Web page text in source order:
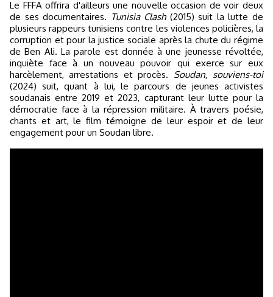
Le FFFA offrira d'ailleurs une nouvelle occasion de voir deux
de ses documentaires. Tunisia Clash(2015) suit la lutte de
plusieurs rappeurs tunisiens contre les violences policières, la
corruption et pour la justice sociale après la chute du régime
de Ben Ali. La parole est donnée à une jeunesse révoltée,
inquiète face à un nouveau pouvoir qui exerce sur eux
harcèlement, arrestations et procès. Soudan, souviens-toi
(2024) suit, quant à lui, le parcours de jeunes activistes
soudanais entre 2019 et 2023, capturant leur lutte pour la
démocratie face à la répression militaire. À travers poésie,
chants et art, le film témoigne de leur espoir et de leur
engagement pour un Soudan libre.